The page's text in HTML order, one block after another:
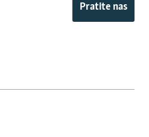
Pratite nas